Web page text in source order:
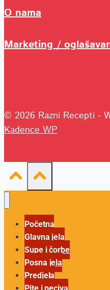
O nama
Marketing /
© 2026 Razni Recepti -
Kadence WP
Početna
Glavna jela
Supe i čorbe
Posna jela
Predjela